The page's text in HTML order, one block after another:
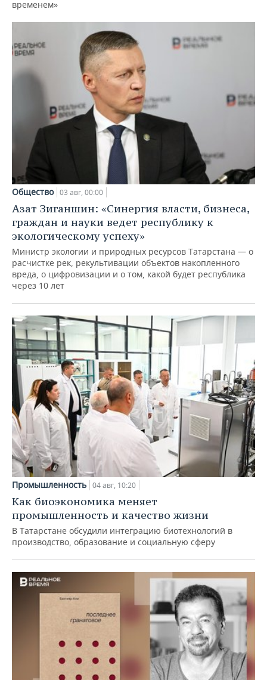
временем»
Общество 03 авг, 00:00
Азат Зиганшин: «Синергия власти, бизнеса,
граждан и науки ведет республику к
экологическому успеху»
Министр экологии и природных ресурсов Татарстана — о
расчистке рек, рекультивации объектов накопленного
вреда, о цифровизации и о том, какой будет республика
через 10 лет
Промышленность 04 авг, 10:20
Как биоэкономика меняет
промышленность и качество жизни
В Татарстане обсудили интеграцию биотехнологий в
производство, образование и социальную сферу